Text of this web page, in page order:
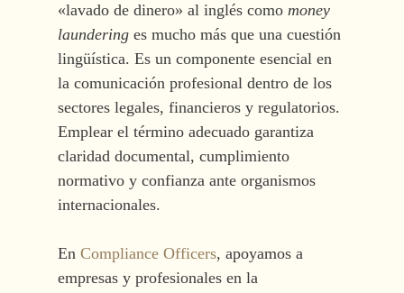
«lavado de dinero» al inglés como money
launderinges mucho más que una cuestión
lingüística. Es un componente esencial en
la comunicación profesional dentro de los
sectores legales, financieros y regulatorios.
Emplear el término adecuado garantiza
claridad documental, cumplimiento
normativo y confianza ante organismos
internacionales.
En Compliance Officers, apoyamos a
empresas y profesionales en la